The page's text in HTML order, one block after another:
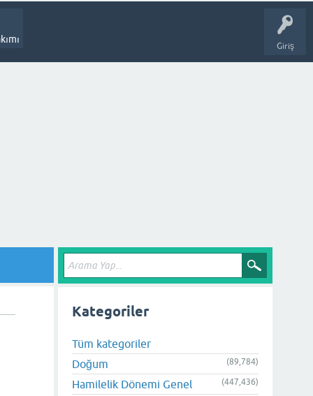
Giriş
Kategoriler
Tüm kategoriler
Doğum
(89,784)
Hamilelik Dönemi Genel (447,436)